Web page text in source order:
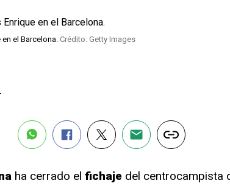
el Barcelona. Crédito: Getty Images
ha cerrado el fichajedel centrocampista